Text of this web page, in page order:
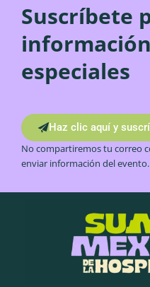
Suscríbete
especiales
Haz clic aquí y
No compartiremos tu correo
enviar información del evento.